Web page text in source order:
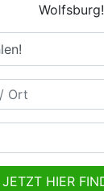
Wolfsburg!